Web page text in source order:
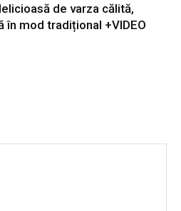
de varza călită,
în mod tradițional +VIDEO